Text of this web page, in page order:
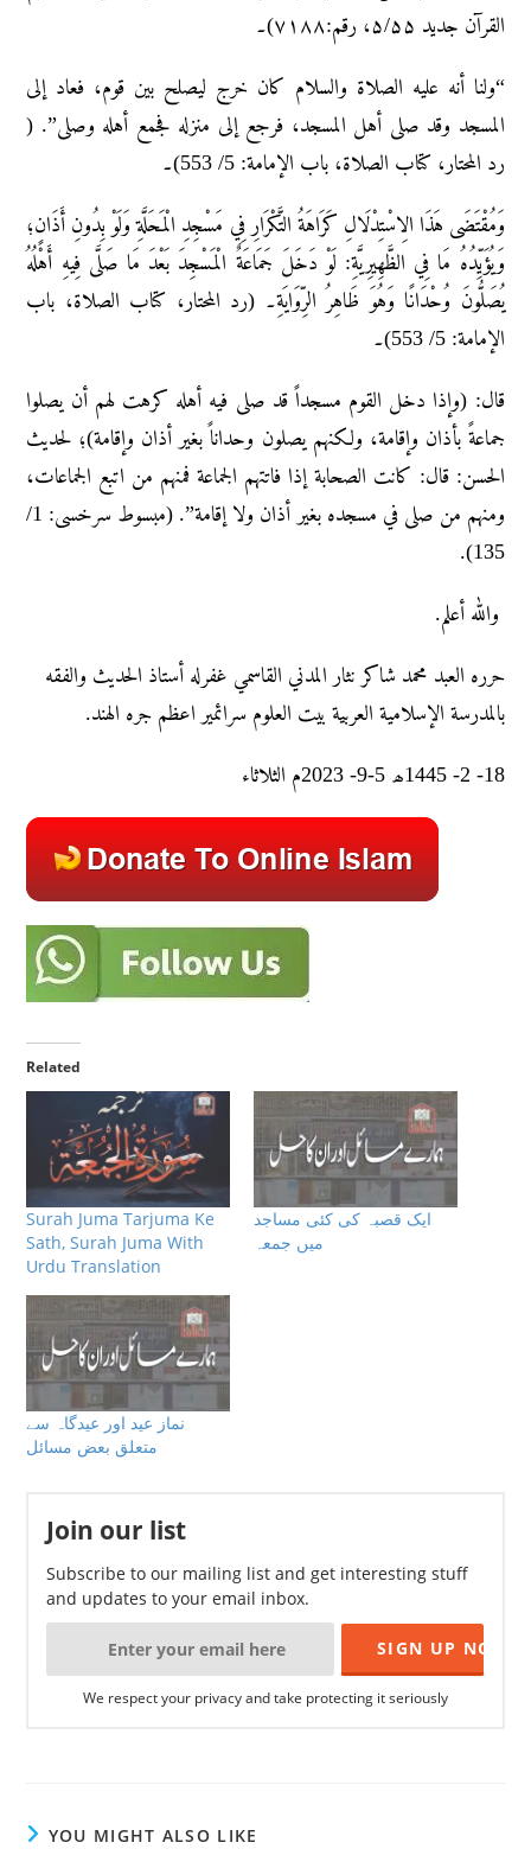
القرآن جدید ۵/۵۵، رقم:۷۱۸۸)۔
“ولنا أنه علیه الصلاة والسلام کان خرج لیصلح بین قوم، فعاد إلی
المسجد وقد صلی أهل المسجد، فرجع إلی منزله فجمع أهله وصلی”. (
رد المحتار، کتاب الصلاة، باب الإمامة: 5/ 553)۔
وَمُقْتَضَى هَذَا الِاسْتِدْلَالِ كَرَاهَةُ التَّكْرَارِ فِي مَسْجِدِ الْمَحَلَّةِ وَلَوْ بِدُونِ أَذَانٍ؛
وَيُؤَيِّدُهُ مَا فِي الظَّهِيرِيَّةِ: لَوْ دَخَلَ جَمَاعَةٌ الْمَسْجِدَ بَعْدَ مَا صَلَّى فِيهِ أَهْلُهُ
يُصَلُّونَ وُحْدَانًا وَهُوَ ظَاهِرُ الرِّوَايَةِ۔ (رد المحتار، کتاب الصلاة، باب
الإمامة: 5/ 553)۔
قال: (وإذا دخل القوم مسجداً قد صلی فیه أهله کرهت لهم أن یصلوا
جماعةً بأذان وإقامة، ولکنهم یصلون وحداناً بغیر أذان وإقامة)؛ لحدیث
الحسن: قال: کانت الصحابة إذا فاتتهم الجماعة فمنهم من اتبع الجماعات،
ومنهم من صلی في مسجده بغیر أذان ولا إقامة”. (مبسوط سرخسی: 1/
135).
والله أعلم.
حرره العبد محمد شاکر نثار المدني القاسمي غفرله أستاذ الحديث والفقه
بالمدرسة الإسلامية العربية بيت العلوم سرائمير اعظم جره الهند.
18- 2- 1445ھ 5-9- 2023م الثلاثاء
Related
Surah Juma Tarjuma Ke
Sath, Surah Juma With
Urdu Translation
ایک قصبہ کی کئی مساجد
میں جمعہ
نماز عید اور عیدگاہ سے
متعلق بعض مسائل
Join our list
Subscribe to our mailing list and get interesting stuff
and updates to your email inbox.
We respect your privacy and take protecting it seriously
YOU MIGHT ALSO LIKE